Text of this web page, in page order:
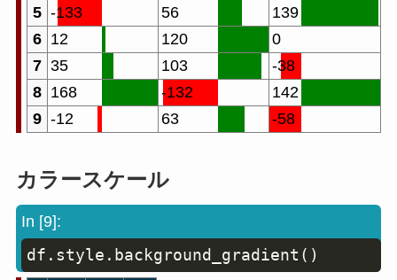
5 -133 56
139
6 12 120
0
7 35 103
-38
8 168 -132
142
9 -12 63 -58
カラースケール
In [9]:
df . style . background_gradient ( )